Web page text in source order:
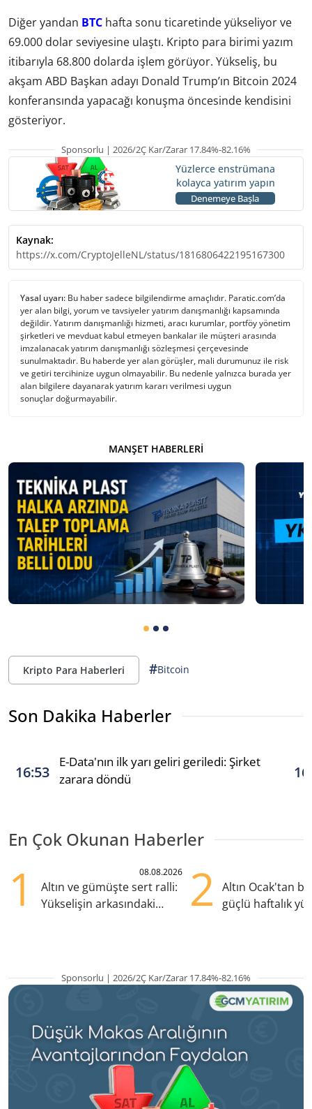
Diğer yandan BTC hafta sonu ticaretinde yükseliyor ve
69.000 dolar seviyesine ulaştı. Kripto para birimi yazım
itibarıyla 68.800 dolarda işlem görüyor. Yükseliş, bu
akşam ABD Başkan adayı Donald Trump’ın Bitcoin 2024
konferansında yapacağı konuşma öncesinde kendisini
gösteriyor.
Sponsorlu | 2026/2Ç Kar/Zarar 17.84%-82.16%
Yüzlerce enstrümana
kolayca yatırım yapın
Denemeye Başla
Kaynak:
https://x.com/CryptoJelleNL/status/1816806422195167300
Yasal uyarı: Bu haber sadece bilgilendirme amaçlıdır. Paratic.com’da
yer alan bilgi, yorum ve tavsiyeler yatırım danışmanlığı kapsamında
değildir. Yatırım danışmanlığı hizmeti, aracı kurumlar, portföy yönetim
şirketleri ve mevduat kabul etmeyen bankalar ile müşteri arasında
imzalanacak yatırım danışmanlığı sözleşmesi çerçevesinde
sunulmaktadır. Bu haberde yer alan görüşler, mali durumunuz ile risk
ve getiri tercihinize uygun olmayabilir. Bu nedenle yalnızca burada yer
alan bilgilere dayanarak yatırım kararı verilmesi uygun
sonuçlar doğurmayabilir.
MANŞET HABERLERI
Kripto Para Haberleri #Bitcoin
Son Dakika Haberler
16:53
E-Data'nın ilk yarı geliri geriledi: Şirket
zarara döndü
En Çok Okunan Haberler
1 08.08.2026
Altın ve gümüşte sert ralli:
Yükselişin arkasındaki
2
Altın Ocak'tan
güçlü haftalık
Sponsorlu | 2026/2Ç Kar/Zarar 17.84%-82.16%